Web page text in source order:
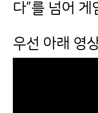
다”를 넘어
우선 아래 영